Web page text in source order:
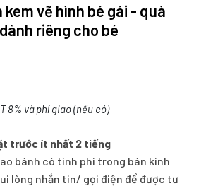
kem vẽ hình bé gái - quà
riêng cho bé
8% và phí giao (nếu có)
trước ít nhất 2 tiếng
bánh có tính phí trong bán kính
lòng nhắn tin/ gọi điện để được tư